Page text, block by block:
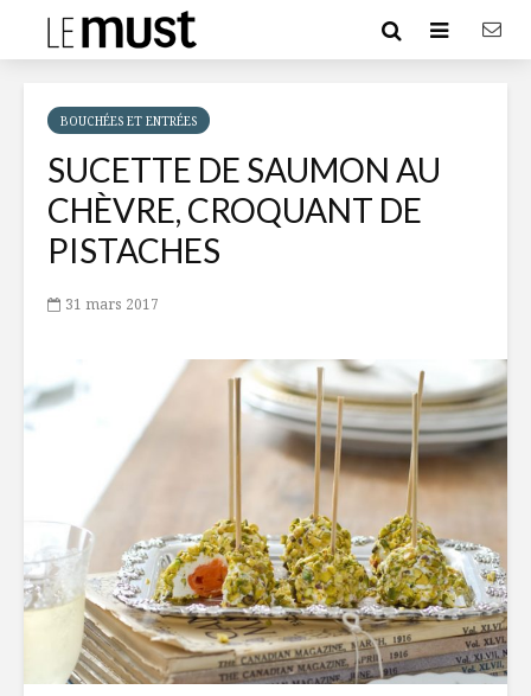
BOUCHÉES ET ENTRÉES
SUCETTE DE SAUMON AU
CHÈVRE, CROQUANT DE
PISTACHES
31 mars 2017
Croquettes de
pois chiches, sauce
au cari
Mijoté
pâtes
asperges
beurre